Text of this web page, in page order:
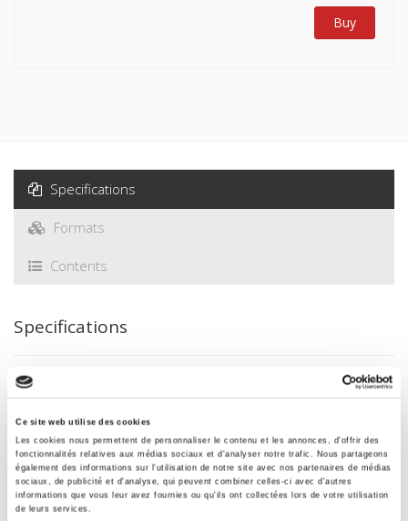
Ce site web utilise des cookies
Les cookies nous permettent de personnaliser le contenu et les annonces, d'offrir des
fonctionnalités relatives aux médias sociaux et d'analyser notre trafic. Nous partageons
également des informations sur l'utilisation de notre site avec nos partenaires de médias
sociaux, de publicité et d'analyse, qui peuvent combiner celles-ci avec d'autres
informations que vous leur avez fournies ou qu'ils ont collectées lors de votre utilisation
de leurs services.
Buy
Specifications
Formats
Contents
Specifications
Publisher
Presses de Sciences Po
Author
Jean-Marcel Jeanneney
Collection
Académique